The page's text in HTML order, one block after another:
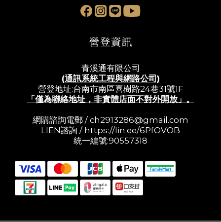
營登資訊
青溪通有限公司
(通訊系統工程與網路公司)
營登地址:台南市南區喜樹路24巷31號1F
「僅為聯絡地址，非實體店面不對外開放」。
網購諮詢電郵 / ch2913286@gmail.com
LIEN諮詢 / https://lin.ee/6PfOVOB
統一編號:90557318